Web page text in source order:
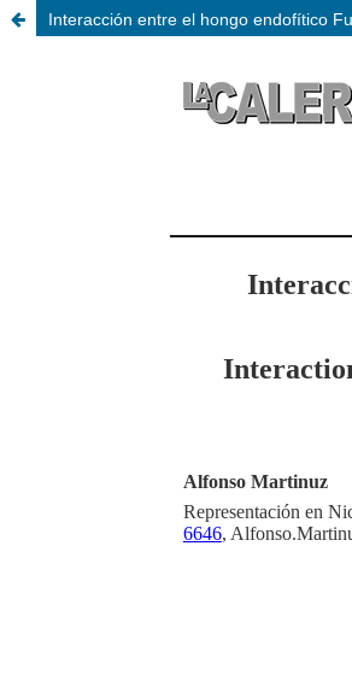
Interacción entre el hongo endofítico